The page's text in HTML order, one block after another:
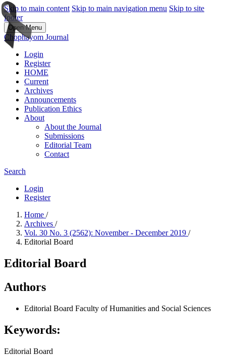
Skip to main content Skip to main navigation menu Skip to site
footer
Open Menu
Chophayom Journal
Login
Register
HOME
Current
Archives
Announcements
Publication Ethics
About
About the Journal
Submissions
Editorial Team
Contact
Search
Login
Register
Home /
Archives /
Vol. 30 No. 3 (2562): November - December 2019 /
Editorial Board
Editorial Board
Authors
Editorial Board Faculty of Humanities and Social Sciences
Keywords:
Editorial Board